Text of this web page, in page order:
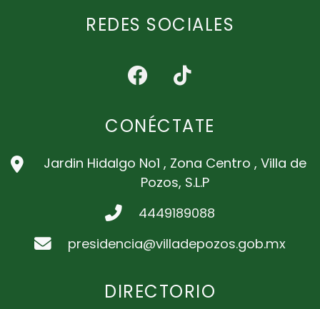
REDES SOCIALES
CONÉCTATE
Jardin Hidalgo No1 , Zona Centro , Villa de
Pozos, S.L.P
4449189088
presidencia@villadepozos.gob.mx
DIRECTORIO